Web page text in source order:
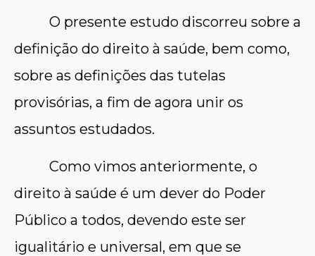
O presente estudo discorreu sobre a
definição do direito à saúde, bem como,
sobre as definições das tutelas
provisórias, a fim de agora unir os
assuntos estudados.
Como vimos anteriormente, o
direito à saúde é um dever do Poder
Público a todos, devendo este ser
igualitário e universal, em que se